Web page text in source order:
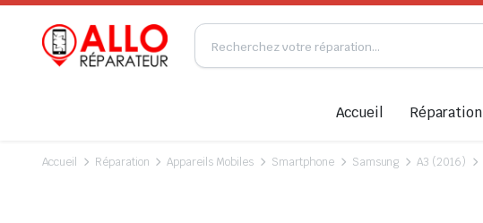
Accueil Réparation
Accueil Réparation Appareils Mobiles Smartphone Samsung A3 (2016)